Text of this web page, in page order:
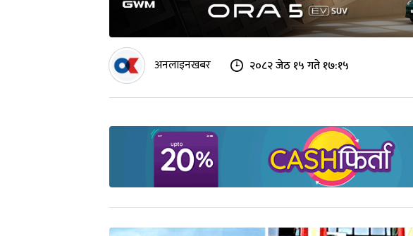
अनलाइनखबर २०८२ जेठ १५ गते १७:१५